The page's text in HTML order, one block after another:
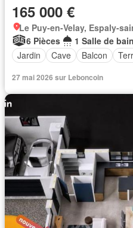
165 000 €
Le Puy-en-Velay, Espaly-
6 Pièces
1 Salle de bain
Jardin
Cave Balcon
27 mai 2026 sur Leboncoin